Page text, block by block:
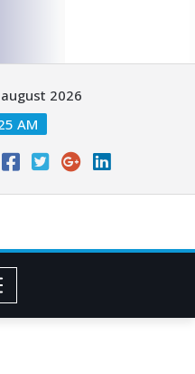
2026
AM